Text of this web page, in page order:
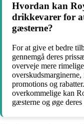
Hvordan kan
drikkevarer for
gæsterne?
For at give et bedre
gennemgå deres
overveje mere
promotions og
overkommelige kan
gæsterne og øge